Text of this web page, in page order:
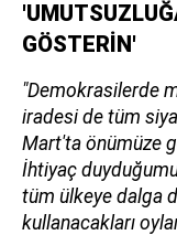
GÖSTERİN'
"Demokrasilerde
iradesi de tüm
Mart'ta önümüze
İhtiyaç
tüm ülkeye dalga
kullanacakları